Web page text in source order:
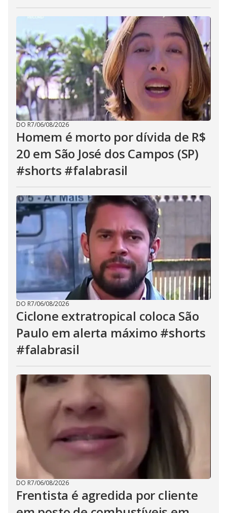
DO R7/06/08/2026
Homem é morto por dívida de R$
20 em São José dos Campos (SP)
#shorts #falabrasil
DO R7/06/08/2026
Ciclone extratropical coloca São
Paulo em alerta máximo #shorts
#falabrasil
DO R7/06/08/2026
Frentista é agredida por cliente